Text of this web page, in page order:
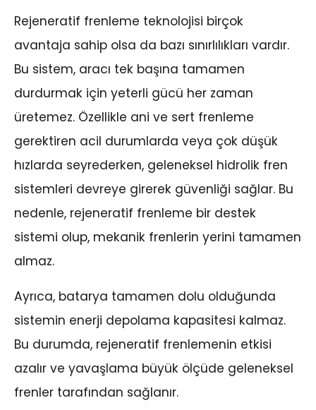
Rejeneratif frenleme teknolojisi birçok
avantaja sahip olsa da bazı sınırlılıkları vardır.
Bu sistem, aracı tek başına tamamen
durdurmak için yeterli gücü her zaman
üretemez. Özellikle ani ve sert frenleme
gerektiren acil durumlarda veya çok düşük
hızlarda seyrederken, geleneksel hidrolik fren
sistemleri devreye girerek güvenliği sağlar. Bu
nedenle, rejeneratif frenleme bir destek
sistemi olup, mekanik frenlerin yerini tamamen
almaz.
Ayrıca, batarya tamamen dolu olduğunda
sistemin enerji depolama kapasitesi kalmaz.
Bu durumda, rejeneratif frenlemenin etkisi
azalır ve yavaşlama büyük ölçüde geleneksel
frenler tarafından sağlanır.